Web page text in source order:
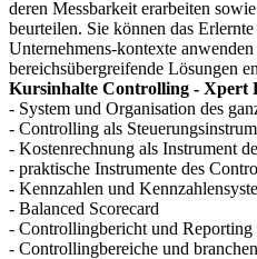
deren Messbarkeit erarbeiten
beurteilen. Sie können das
Unternehmens-kontexte
bereichsübergreifende Lösungen
Kursinhalte Controlling - Xpert
- System und Organisation des
- Controlling als
- Kostenrechnung als Instrument
- praktische Instrumente des
- Kennzahlen und
- Balanced Scorecard
- Controllingbericht und Reporting
- Controllingbereiche und